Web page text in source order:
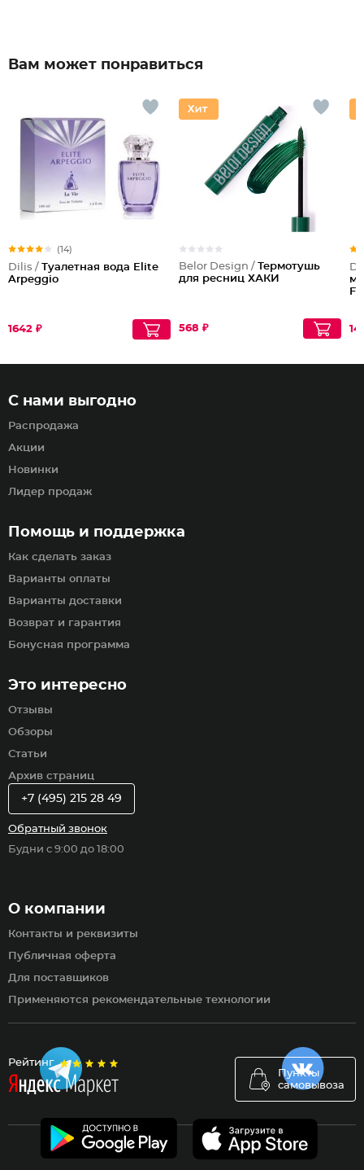
Вам может понравиться
(14)
Dilis / Туалетная вода Elite
Arpeggio
1642 ₽
Belor Design / Термотушь
для ресниц ХАКИ
568 ₽
Рейтинг
Пункты
самовывоза
Помощь и поддержка
Как сделать заказ
Варианты оплаты
Варианты доставки
Возврат и гарантия
Бонусная программа
С нами выгодно
Распродажа
Акции
Новинки
Лидер продаж
Это интересно
Отзывы
Обзоры
Статьи
Архив страниц
О компании
Контакты и реквизиты
Публичная оферта
Для поставщиков
Применяются рекомендательные технологии
+7 (495) 215 28 49
Обратный звонок
Будни с 9:00 до 18:00